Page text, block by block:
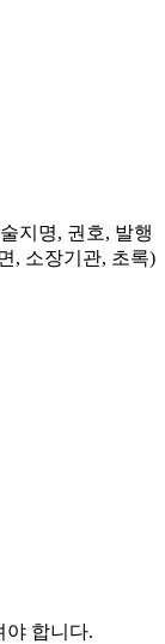
지명, 권호, 발행
, 소장기관, 초록)
야 합니다.